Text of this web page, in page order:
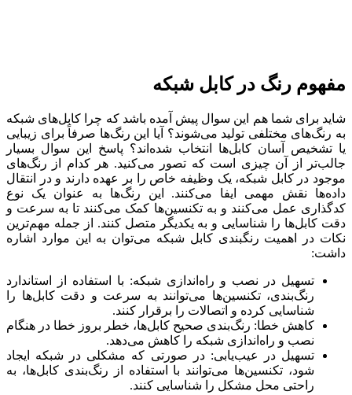
مفهوم رنگ در کابل شبکه
شاید برای شما هم این سوال پیش آمده باشد که چرا کابل‌های شبکه
به رنگ‌های مختلفی تولید می‌شوند؟ آیا این رنگ‌ها صرفاً برای زیبایی
یا تشخیص آسان کابل‌ها انتخاب شده‌اند؟ پاسخ این سوال بسیار
جالب‌تر از آن چیزی است که تصور می‌کنید. هر کدام از رنگ‌های
موجود در کابل شبکه، یک وظیفه خاص را بر عهده دارند و در انتقال
داده‌ها نقش مهمی ایفا می‌کنند. این رنگ‌ها به عنوان یک نوع
کدگذاری عمل می‌کنند و به تکنسین‌ها کمک می‌کنند تا به سرعت و
دقت کابل‌ها را شناسایی و به یکدیگر متصل کنند. از جمله مهم‌ترین
نکات در اهمیت رنگبندی کابل شبکه می‌توان به این موارد اشاره
داشت:
تسهیل در نصب و راه‌اندازی شبکه: با استفاده از استاندارد
رنگ‌بندی، تکنسین‌ها می‌توانند به سرعت و دقت کابل‌ها را
شناسایی کرده و اتصالات را برقرار کنند.
کاهش خطا: رنگ‌بندی صحیح کابل‌ها، خطر بروز خطا در هنگام
نصب و راه‌اندازی شبکه را کاهش می‌دهد.
تسهیل در عیب‌یابی: در صورتی که مشکلی در شبکه ایجاد
شود، تکنسین‌ها می‌توانند با استفاده از رنگ‌بندی کابل‌ها، به
راحتی محل مشکل را شناسایی کنند.